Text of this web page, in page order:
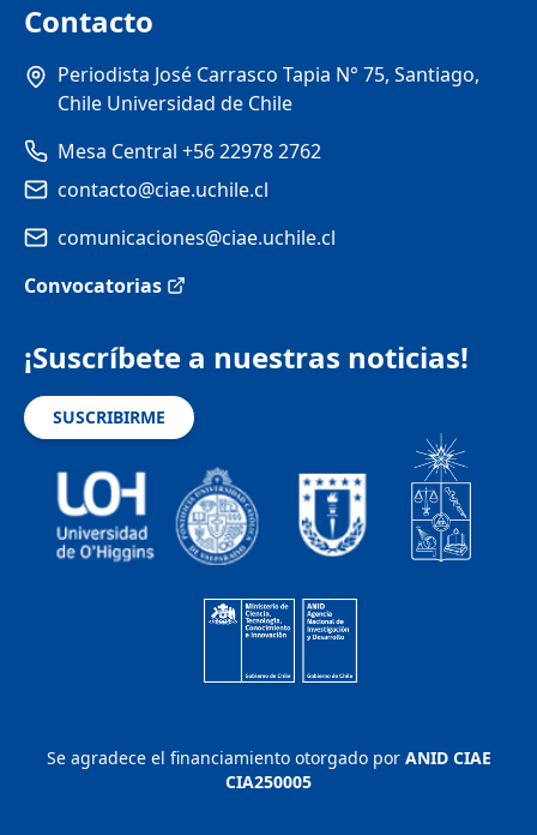
Contacto
Periodista José Carrasco Tapia N° 75, Santiago,
Chile Universidad de Chile
Mesa Central +56 22978 2762
contacto@ciae.uchile.cl
comunicaciones@ciae.uchile.cl
Convocatorias
¡Suscríbete a nuestras noticias!
SUSCRIBIRME
Se agradece el financiamiento otorgado por ANID CIAE
CIA250005